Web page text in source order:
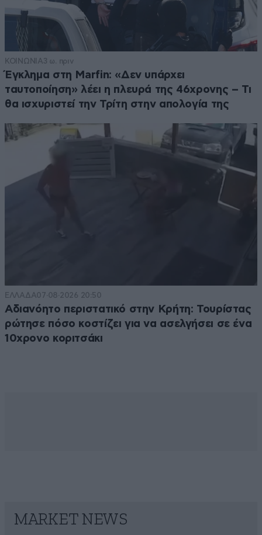
ΚΟΙΝΩΝΙΑ3 ω. πριν
Έγκλημα στη Marfin: «Δεν υπάρχει
ταυτοποίηση» λέει η πλευρά της 46χρονης – Τι
θα ισχυριστεί την Τρίτη στην απολογία της
ΕΛΛΑΔΑ07·08·2026 20:50
Αδιανόητο περιστατικό στην Κρήτη: Τουρίστας
ρώτησε πόσο κοστίζει για να ασελγήσει σε ένα
10χρονο κοριτσάκι
MARKET NEWS